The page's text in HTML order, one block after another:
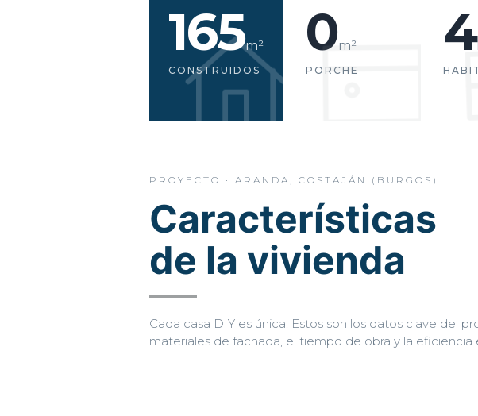
165m²
CONSTRUIDOS
0m²
PORCHE
4
PROYECTO · ARANDA, COSTAJÁN (BURGOS)
Características
de la vivienda
Cada casa DIY es única. Estos son los datos clave del
materiales de fachada, el tiempo de obra y la eficiencia